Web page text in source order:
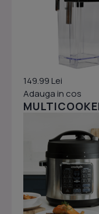
149.99 Lei
Adauga in cos